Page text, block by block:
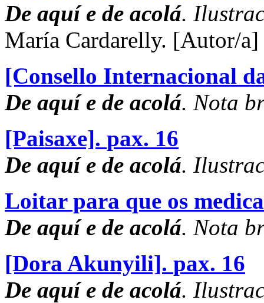
De aquí e de acolá.
María Cardarelly. [Autor/a]
[Consello Internacional
De aquí e de acolá. Nota
[Paisaxe]. pax. 16
De aquí e de acolá.
Loitar para que os
De aquí e de acolá. Nota
[Dora Akunyili]. pax. 16
De aquí e de acolá.